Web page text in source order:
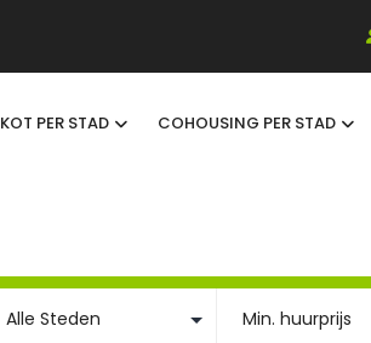
KOT PER STAD COHOUSING PER STAD